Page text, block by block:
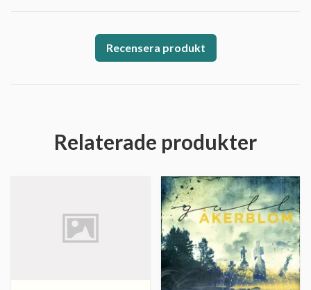
Recensera produkt
Relaterade produkter